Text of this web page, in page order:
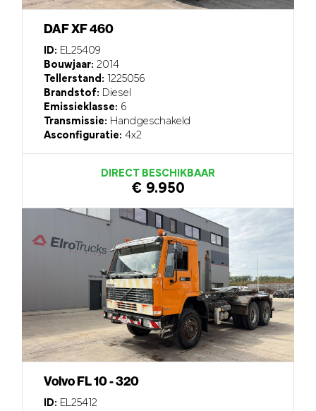
DAF XF 460
ID: EL25409
Bouwjaar: 2014
Tellerstand: 1225056
Brandstof: Diesel
Emissieklasse: 6
Transmissie: Handgeschakeld
Asconfiguratie: 4x2
DIRECT BESCHIKBAAR
€ 9.950
Volvo FL 10 - 320
ID: EL25412